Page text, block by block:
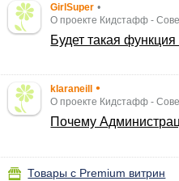
GirlSuper •
О проекте Кидстафф -
Будет такая функция
klaraneill •
О проекте Кидстафф -
Почему
Товары с Premium витрин